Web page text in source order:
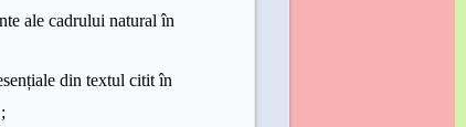
ale cadrului natural în
din textul citit în